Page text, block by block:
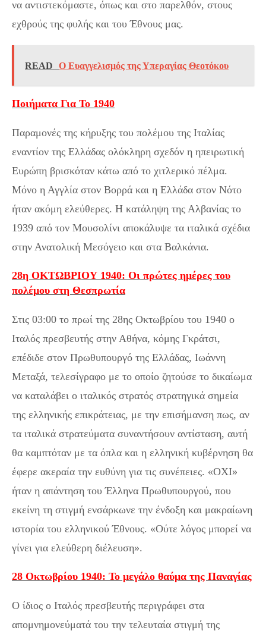
να αντιστεκόμαστε, όπως και στο παρελθόν, στους
εχθρούς της φυλής και του Έθνους μας.
READ Ο Ευαγγελισμός της Υπεραγίας Θεοτόκου
Ποιήματα Για Το 1940
Παραμονές της κήρυξης του πολέμου της Ιταλίας
εναντίον της Ελλάδας ολόκληρη σχεδόν η ηπειρωτική
Ευρώπη βρισκόταν κάτω από το χιτλερικό πέλμα.
Μόνο η Αγγλία στον Βορρά και η Ελλάδα στον Νότο
ήταν ακόμη ελεύθερες. Η κατάληψη της Αλβανίας το
1939 από τον Μουσολίνι αποκάλυψε τα ιταλικά σχέδια
στην Ανατολική Μεσόγειο και στα Βαλκάνια.
28η ΟΚΤΩΒΡΙΟΥ 1940: Οι πρώτες ημέρες του
πολέμου στη Θεσπρωτία
Στις 03:00 το πρωί της 28ης Οκτωβρίου του 1940 ο
Ιταλός πρεσβευτής στην Αθήνα, κόμης Γκράτσι,
επέδιδε στον Πρωθυπουργό της Ελλάδας, Ιωάννη
Μεταξά, τελεσίγραφο με το οποίο ζητούσε το δικαίωμα
να καταλάβει ο ιταλικός στρατός στρατηγικά σημεία
της ελληνικής επικράτειας, με την επισήμανση πως, αν
τα ιταλικά στρατεύματα συναντήσουν αντίσταση, αυτή
θα καμπτόταν με τα όπλα και η ελληνική κυβέρνηση θα
έφερε ακεραία την ευθύνη για τις συνέπειες. «ΟΧΙ»
ήταν η απάντηση του Έλληνα Πρωθυπουργού, που
εκείνη τη στιγμή ενσάρκωνε την ένδοξη και μακραίωνη
ιστορία του ελληνικού Έθνους. «Ούτε λόγος μπορεί να
γίνει για ελεύθερη διέλευση».
28 Οκτωβρίου 1940: Το μεγάλο θαύμα της Παναγίας
Ο ίδιος ο Ιταλός πρεσβευτής περιγράφει στα
απομνημονεύματά του την τελευταία στιγμή της